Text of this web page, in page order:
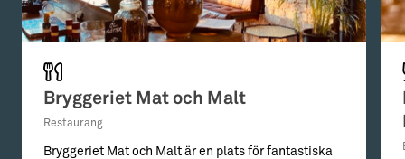
Bryggeriet Mat och Malt
Restaurang
Bryggeriet Mat och Malt är en plats för fantastiska